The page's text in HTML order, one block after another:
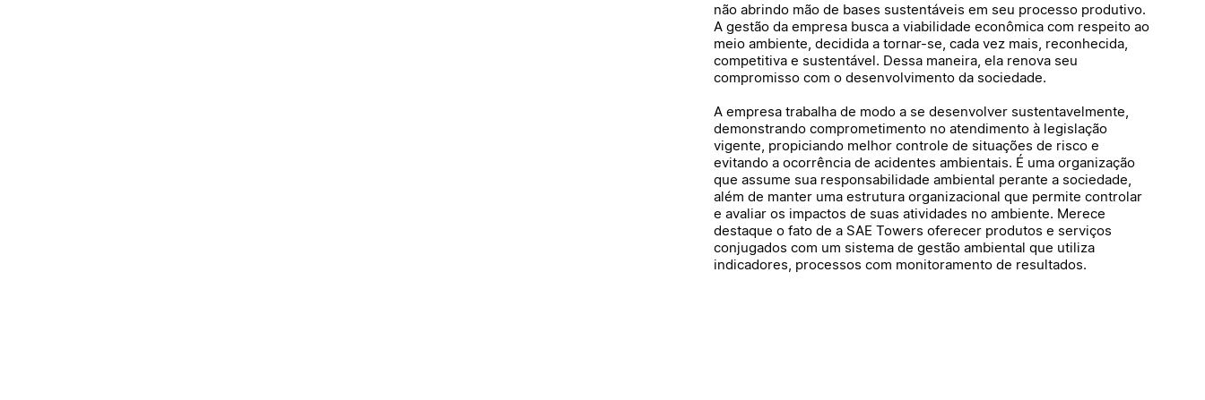
não abrindo mão de bases sustentáveis em seu processo produtivo.
A gestão da empresa busca a viabilidade econômica com respeito ao
meio ambiente, decidida a tornar-se, cada vez mais, reconhecida,
competitiva e sustentável. Dessa maneira, ela renova seu
compromisso com o desenvolvimento da sociedade.
A empresa trabalha de modo a se desenvolver sustentavelmente,
demonstrando comprometimento no atendimento à legislação
vigente, propiciando melhor controle de situações de risco e
evitando a ocorrência de acidentes ambientais. É uma organização
que assume sua responsabilidade ambiental perante a sociedade,
além de manter uma estrutura organizacional que permite controlar
e avaliar os impactos de suas atividades no ambiente. Merece
destaque o fato de a SAE Towers oferecer produtos e serviços
conjugados com um sistema de gestão ambiental que utiliza
indicadores, processos com monitoramento de resultados.